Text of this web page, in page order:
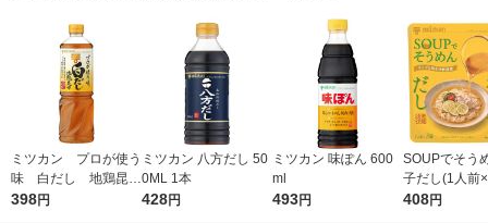
ミツカン プロが使う
味 白だし 地鶏昆
布 1L（1000ml）
398円
ミツカン 八方だし 50
0ML 1本
428円
ミツカン 味ぽん 600
ml
493円
SOUPでそ
子だし(1人前
ミツカン 個包
408円